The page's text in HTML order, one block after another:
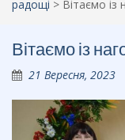
радощі > Вітаємо
Вітаємо із
21 Вересня, 2023